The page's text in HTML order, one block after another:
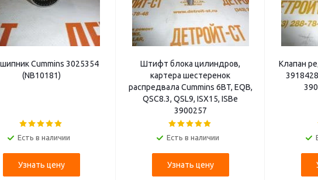
Cummins 3025354
(NB10181)
Есть в наличии
Узнать цену
Штифт блока цилиндров,
картера шестеренок
распредвала Cummins 6BT, EQB,
QSC8.3, QSL9, ISX15, ISBe
3900257
Есть в наличии
Узнать цену
Клапан